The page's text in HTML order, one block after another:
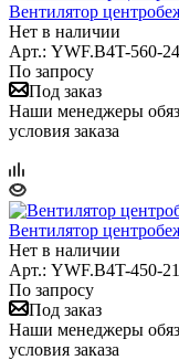
Вентилятор
Нет в наличии
Арт.: YWF.B4T-560-
По запросу
Под заказ
Наши менеджеры
условия заказа
Вентилятор
Нет в наличии
Арт.: YWF.B4T-450-
По запросу
Под заказ
Наши менеджеры
условия заказа